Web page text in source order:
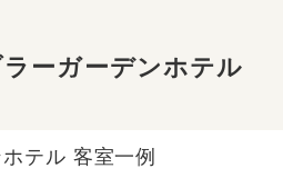
ーガーデンホテル